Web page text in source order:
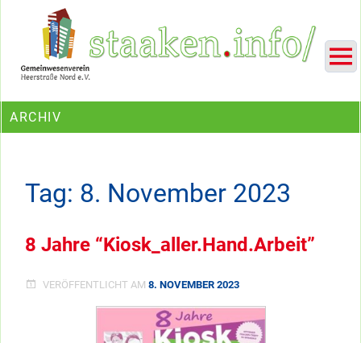
Ein Projekt des Gemeinwesenvereins Heerstraße Nord
ARCHIV
Tag: 8. November 2023
8 Jahre “Kiosk_aller.Hand.Arbeit”
VERÖFFENTLICHT AM 8. NOVEMBER 2023